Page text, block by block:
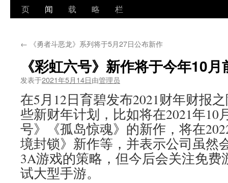
页
闻
载
略
栏
← 《勇者斗恶龙》系列将于5月27日公布新作
《彩虹六号》新作将于今年10月
发表于2021年5月14日由管理员
在5月12日育碧发布2021财年财报
些新财年计划，比如将在2021年10
号》《孤岛惊魂》的新作，将在
境封锁》新作等，并表示公司虽然
3A游戏的策略，但今后会关注免费
试大型手游。